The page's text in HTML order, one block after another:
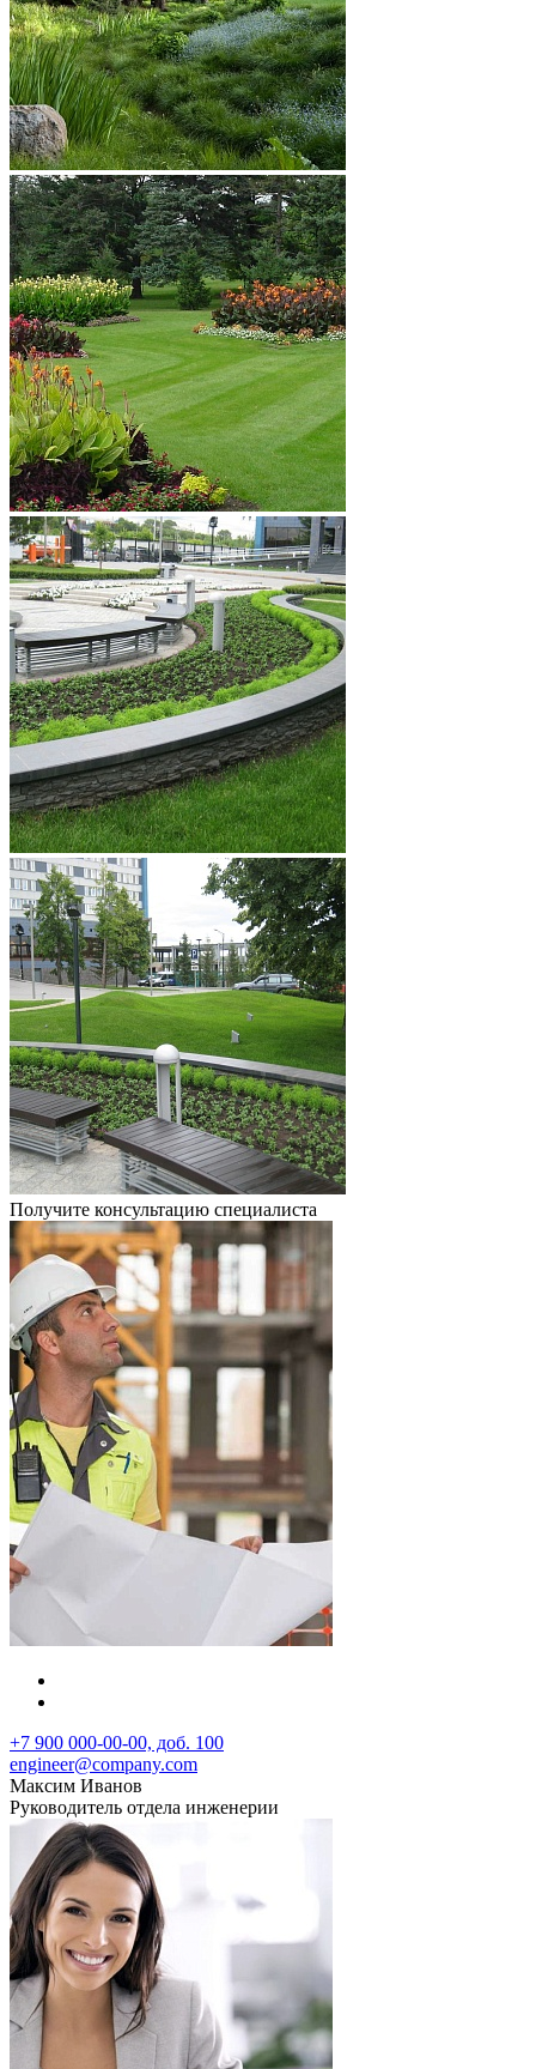
Получите консультацию специалиста
+7 900 000-00-00, доб. 100
engineer@company.com
Максим Иванов
Руководитель отдела инженерии